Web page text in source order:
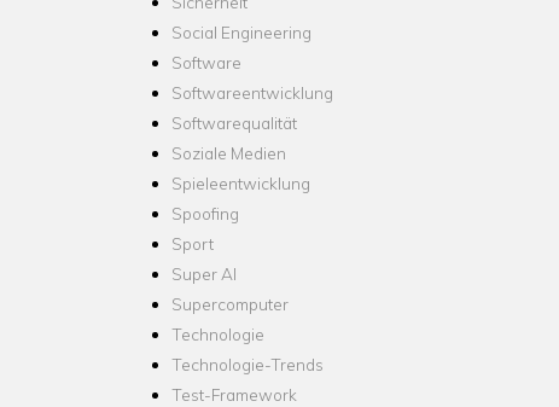
Social Engineering
Software
Softwareentwicklung
Softwarequalität
Soziale Medien
Spieleentwicklung
Spoofing
Sport
Super AI
Supercomputer
Technologie
Technologie-Trends
Test-Framework